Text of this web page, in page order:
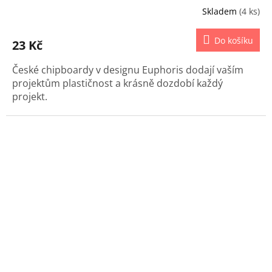
Skladem (4 ks)
23 Kč Do košíku
České chipboardy v designu Euphoris dodají vaším
projektům plastičnost a krásně dozdobí každý
projekt.